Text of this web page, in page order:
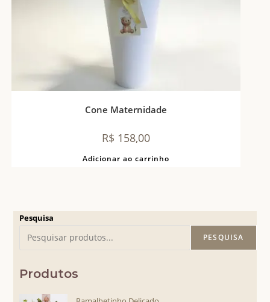
Cone Maternidade
R$ 158,00
Adicionar ao carrinho
Pesquisa
PESQUISA
Produtos